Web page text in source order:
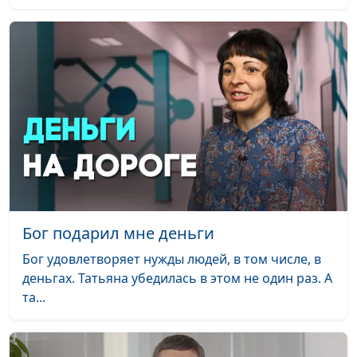
#1910
Хор «Vivere» #1909
Иисус - мой Бог Хор «Vivere» #1908
Аллилуйя, славьте
Бога!
Хор «Vivere» #1907
Хор «Vivere» #1906
Да будет воля Твоя Светлана Малова
Русь Светлана Малова #1904
Офицеры
Люди, как птицы Светлана Малова #1902
Бог подарил мне деньги
Бог удовлетворяет нужды людей, в том числе, в
деньгах. Татьяна убедилась в этом не один раз. А
та...